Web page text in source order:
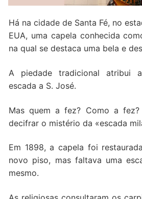
Há na cidade de Santa Fé, no
EUA, uma capela conhecida
na qual se destaca uma bela e
A piedade tradicional atribui
escada a S. José.
Mas quem a fez? Como a fez?
decifrar o mistério da «escada
Em 1898, a capela foi
novo piso, mas faltava uma
mesmo.